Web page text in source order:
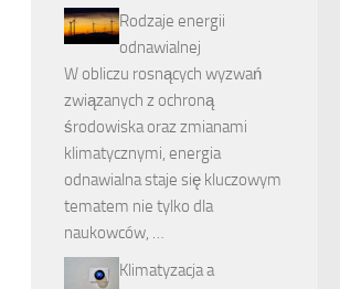
Rodzaje energii
odnawialnej
W obliczu rosnących wyzwań
związanych z ochroną
środowiska oraz zmianami
klimatycznymi, energia
odnawialna staje się kluczowym
tematem nie tylko dla
naukowców, …
Klimatyzacja a